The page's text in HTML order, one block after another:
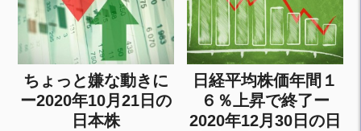
ちょっと嫌な動きに
ー2020年10月21日の
日本株
日経平均株価年間１
６％上昇で終了ー
2020年12月30日の日